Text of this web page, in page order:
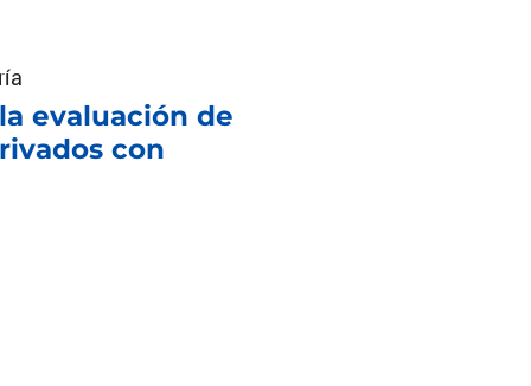
evaluación de
con